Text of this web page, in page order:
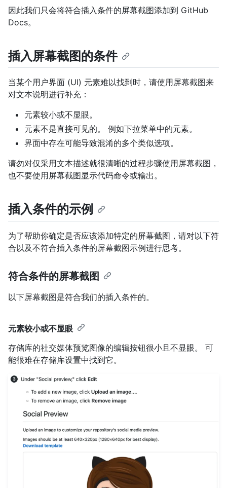
因此我们只会将符合插入条件的屏幕截图添加到 GitHub
Docs。
插入屏幕截图的条件
当某个用户界面 (UI) 元素难以找到时，请使用屏幕截图来
对文本说明进行补充：
元素较小或不显眼。
元素不是直接可见的。 例如下拉菜单中的元素。
界面中存在可能导致混淆的多个类似选项。
请勿对仅采用文本描述就很清晰的过程步骤使用屏幕截图，
也不要使用屏幕截图显示代码命令或输出。
插入条件的示例
为了帮助你确定是否应该添加特定的屏幕截图，请对以下符
合以及不符合插入条件的屏幕截图示例进行思考。
符合条件的屏幕截图
以下屏幕截图是符合我们的插入条件的。
元素较小或不显眼
存储库的社交媒体预览图像的编辑按钮很小且不显眼。 可
能很难在存储库设置中找到它。